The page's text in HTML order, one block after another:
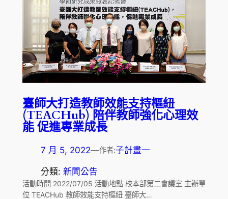
臺師大打造教師效能支持樞紐
(TEACHub) 陪伴教師強化心理效
能 促進專業成長
7 月 5, 2022—作者:子計畫一
分類: 新聞公告
活動時間 2022/07/05 活動地點 校本部第二會議室 主辦單
位 TEACHub 教師效能支持樞紐 臺師大…